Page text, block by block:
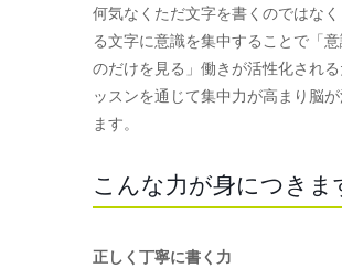
何気なくただ文字を書くのではな
る文字に意識を集中することで「
のだけを見る」働きが活性化され
ッスンを通じて集中力が高まり脳
ます。
こんな力が身につきま
正しく丁寧に書く力